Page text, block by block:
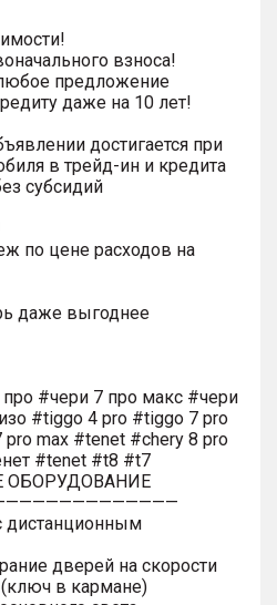
взноса!
предложение
даже на 10 лет!
достигается при
в трейд-ин и кредита
субсидий
по цене расходов на
даже выгоднее
#чери 7 про макс #чери
#tiggo 4 pro #tiggo 7 pro
max #tenet #chery 8 pro
#tenet #t8 #t7
дистанционным
дверей на скорости
в кармане)